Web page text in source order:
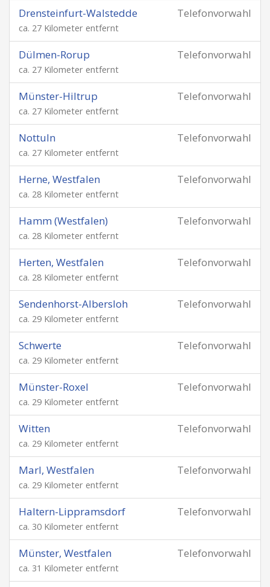
Telefonvorwahl
Drensteinfurt-Walstedde
ca. 27 Kilometer entfernt
Telefonvorwahl
Dülmen-Rorup
ca. 27 Kilometer entfernt
Telefonvorwahl
Münster-Hiltrup
ca. 27 Kilometer entfernt
Telefonvorwahl
Nottuln
ca. 27 Kilometer entfernt
Telefonvorwahl
Herne, Westfalen
ca. 28 Kilometer entfernt
Telefonvorwahl
Hamm (Westfalen)
ca. 28 Kilometer entfernt
Telefonvorwahl
Herten, Westfalen
ca. 28 Kilometer entfernt
Telefonvorwahl
Sendenhorst-Albersloh
ca. 29 Kilometer entfernt
Telefonvorwahl
Schwerte
ca. 29 Kilometer entfernt
Telefonvorwahl
Münster-Roxel
ca. 29 Kilometer entfernt
Telefonvorwahl
Witten
ca. 29 Kilometer entfernt
Telefonvorwahl
Marl, Westfalen
ca. 29 Kilometer entfernt
Telefonvorwahl
Haltern-Lippramsdorf
ca. 30 Kilometer entfernt
Telefonvorwahl
Münster, Westfalen
ca. 31 Kilometer entfernt